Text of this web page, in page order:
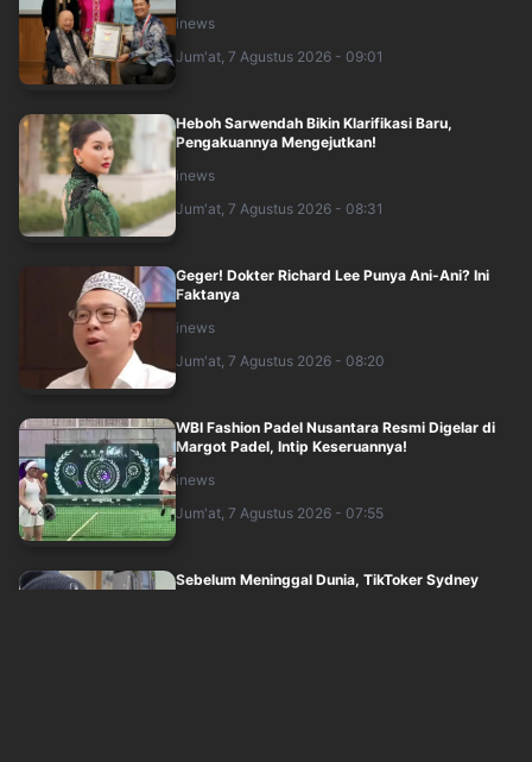
inews
Jum'at, 7 Agustus 2026 - 09:01
Heboh Sarwendah Bikin Klarifikasi Baru,
Pengakuannya Mengejutkan!
inews
Jum'at, 7 Agustus 2026 - 08:31
Geger! Dokter Richard Lee Punya Ani-Ani? Ini
Faktanya
inews
Jum'at, 7 Agustus 2026 - 08:20
WBI Fashion Padel Nusantara Resmi Digelar di
Margot Padel, Intip Keseruannya!
inews
Jum'at, 7 Agustus 2026 - 07:55
Sebelum Meninggal Dunia, TikToker Sydney